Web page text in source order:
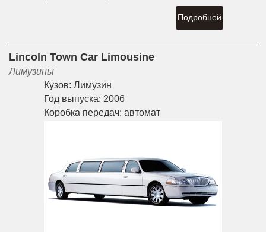
Подробней
Lincoln Town Car Limousine
Лимузины
Кузов: Лимузин
Год выпуска: 2006
Коробка передач: автомат